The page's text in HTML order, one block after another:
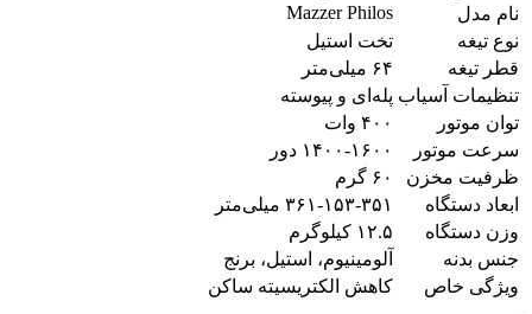
نام مدل
Mazzer Philos
نوع تیغه
تخت استیل
قطر تیغه
۶۴ میلی‌متر
تنظیمات آسیاب پله‌ای و پیوسته
توان موتور
۴۰۰ وات
سرعت موتور
۱۴۰۰-۱۶۰۰ دور
ظرفیت مخزن
۶۰ گرم
ابعاد دستگاه
۳۶۱-۱۵۳-۳۵۱ میلی‌متر
وزن دستگاه
۱۲.۵ کیلوگرم
جنس بدنه
آلومینیوم، استیل، برنج
ویژگی خاص
کاهش الکتریسیته ساکن